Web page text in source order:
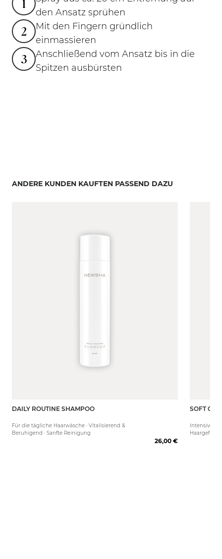
1
den Ansatz sprühen
2
Mit den Fingern gründlich
einmassieren
3
Anschließend vom Ansatz bis in die
Spitzen ausbürsten
ANDERE KUNDEN KAUFTEN PASSEND DAZU
250 ml
DAILY ROUTINE SHAMPOO
Für die tägliche Haarwäsche · Vitalisierend &
Beruhigend · Sanfte Reinigung
26,00 €
SOFT
Intensive
Haargefühl